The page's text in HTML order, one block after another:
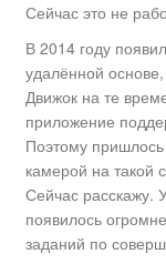
Сейчас это не
В 2014 году
удалённой
Движок на те
приложение
Поэтому
камерой на такой
Сейчас расскажу.
появилось
заданий по